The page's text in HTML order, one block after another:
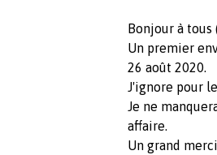
Bonjour à tous
Un premier
26 août 2020.
J'ignore pour
Je ne
affaire.
Un grand